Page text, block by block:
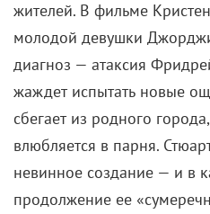
жителей. В фильме
молодой девушки
диагноз — атаксия
жаждет испытать новые
сбегает из родного
влюбляется в парня.
невинное создание — и в
продолжение ее